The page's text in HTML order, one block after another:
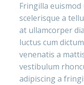
Fringilla
scelerisque a
at ullamcorper
luctus cum
venenatis a
vestibulum
adipiscing a